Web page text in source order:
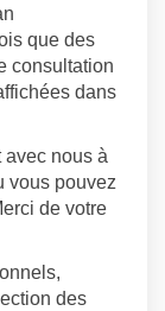
que des
consultation
dans
avec nous à
externes)
vous pouvez
de votre
des